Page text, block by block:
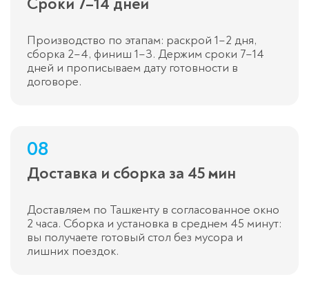
Производство по этапам: раскрой 1–2 дня,
сборка 2–4, финиш 1–3. Держим сроки 7–14
дней и прописываем дату готовности в
договоре.
08
Доставка и сборка за 45 мин
Доставляем по Ташкенту в согласованное окно
2 часа. Сборка и установка в среднем 45 минут:
вы получаете готовый стол без мусора и
лишних поездок.